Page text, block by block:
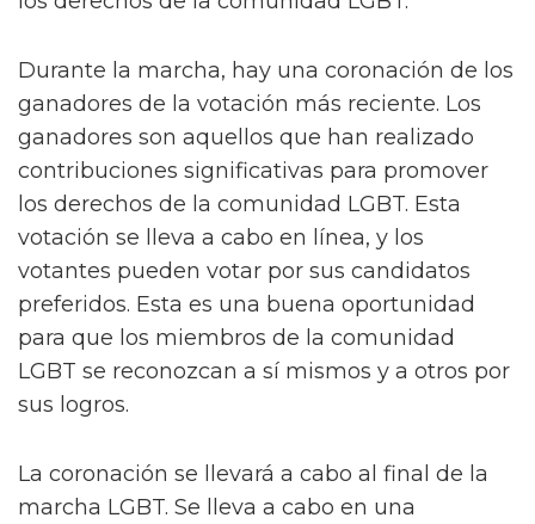
Durante la marcha, hay una coronación de los
ganadores de la votación más reciente. Los
ganadores son aquellos que han realizado
contribuciones significativas para promover
los derechos de la comunidad LGBT. Esta
votación se lleva a cabo en línea, y los
votantes pueden votar por sus candidatos
preferidos. Esta es una buena oportunidad
para que los miembros de la comunidad
LGBT se reconozcan a sí mismos y a otros por
sus logros.
La coronación se llevará a cabo al final de la
marcha LGBT. Se lleva a cabo en una